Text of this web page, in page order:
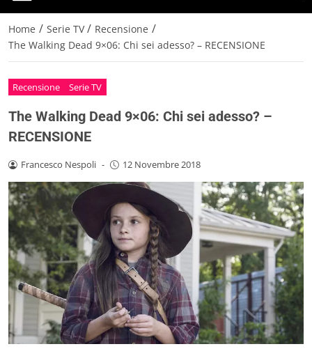
Home / Serie TV / Recensione /
The Walking Dead 9×06: Chi sei adesso? – RECENSIONE
Recensione Serie TV
The Walking Dead 9×06: Chi sei adesso? –
RECENSIONE
Francesco Nespoli - 12 Novembre 2018